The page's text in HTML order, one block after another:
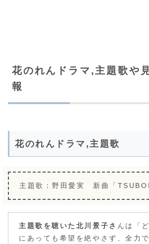
花のれんドラマ,主題歌や
報
花のれんドラマ,主題歌
主題歌：野田愛実 新曲「
主題歌を聴いた北川景子さ んは「
にあっても希望を絶やさず、全力